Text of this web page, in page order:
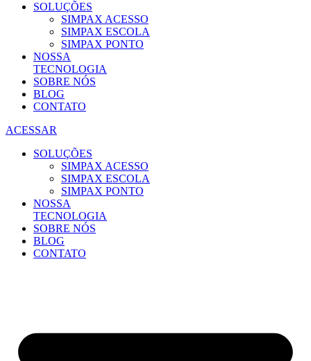
SOLUÇÕES
SIMPAX ACESSO
SIMPAX ESCOLA
SIMPAX PONTO
NOSSA
TECNOLOGIA
SOBRE NÓS
BLOG
CONTATO
ACESSAR
SOLUÇÕES
SIMPAX ACESSO
SIMPAX ESCOLA
SIMPAX PONTO
NOSSA
TECNOLOGIA
SOBRE NÓS
BLOG
CONTATO